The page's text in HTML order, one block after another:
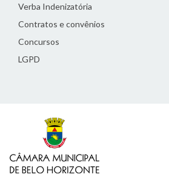
Verba Indenizatória
Contratos e convênios
Concursos
LGPD